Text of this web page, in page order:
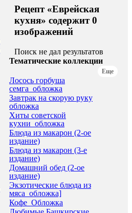
Рецепт «Еврейская
кухня» содержит 0
изображений
Поиск не дал результатов
Тематические коллекции
Еще
Лосось горбуша
семга_обложка
Завтрак на скорую руку
обложка
Хиты советской
кухни_обложка
Блюда из макарон (2-ое
издание)
Блюда из макарон (3-е
издание)
Домашний обед (2-ое
издание)
Экзотические блюда из
мяса_обложка]
Кофе_Обложка